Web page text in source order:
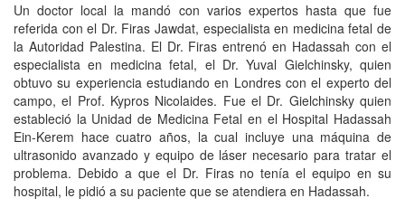
Un doctor local la mandó con varios expertos hasta que fue
referida con el Dr. Firas Jawdat, especialista en medicina fetal de
la Autoridad Palestina. El Dr. Firas entrenó en Hadassah con el
especialista en medicina fetal, el Dr. Yuval Gielchinsky, quien
obtuvo su experiencia estudiando en Londres con el experto del
campo, el Prof. Kypros Nicolaides. Fue el Dr. Gielchinsky quien
estableció la Unidad de Medicina Fetal en el Hospital Hadassah
Ein-Kerem hace cuatro años, la cual incluye una máquina de
ultrasonido avanzado y equipo de láser necesario para tratar el
problema. Debido a que el Dr. Firas no tenía el equipo en su
hospital, le pidió a su paciente que se atendiera en Hadassah.